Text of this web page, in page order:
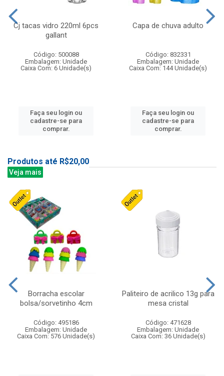
Cj tacas vidro 220ml 6pcs
gallant
Código: 500088
Embalagem: Unidade
Caixa Com: 6 Unidade(s)
Faça seu login ou
cadastre-se para
comprar.
Capa de chuva adulto
Código: 832331
Embalagem: Unidade
Caixa Com: 144 Unidade(s)
Faça seu login ou
cadastre-se para
comprar.
Produtos até R$20,00
Veja mais
Borracha escolar
bolsa/sorvetinho 4cm
Código: 495186
Embalagem: Unidade
Caixa Com: 576 Unidade(s)
Paliteiro de acrilico 13g para
mesa cristal
Código: 471628
Embalagem: Unidade
Caixa Com: 36 Unidade(s)